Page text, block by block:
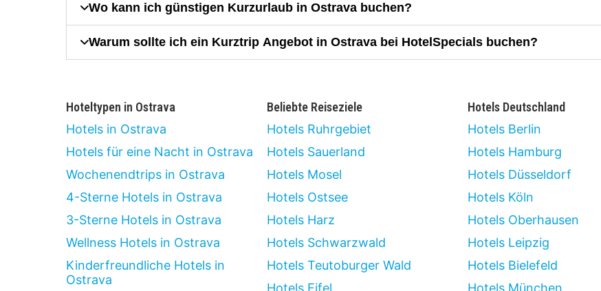
Wo kann ich günstigen Kurzurlaub in Ostrava buchen?
Warum sollte ich ein Kurztrip Angebot in Ostrava bei HotelSpecials buchen?
Hoteltypen in Ostrava
Hotels in Ostrava
Hotels für eine Nacht in Ostrava
Wochenendtrips in Ostrava
4-Sterne Hotels in Ostrava
3-Sterne Hotels in Ostrava
Wellness Hotels in Ostrava
Kinderfreundliche Hotels in
Ostrava
Beliebte Reiseziele
Hotels Ruhrgebiet
Hotels Sauerland
Hotels Mosel
Hotels Ostsee
Hotels Harz
Hotels Schwarzwald
Hotels Teutoburger Wald
Hotels Eifel
Hotels Deutschland
Hotels Berlin
Hotels Hamburg
Hotels Düsseldorf
Hotels Köln
Hotels Oberhausen
Hotels Leipzig
Hotels Bielefeld
Hotels München